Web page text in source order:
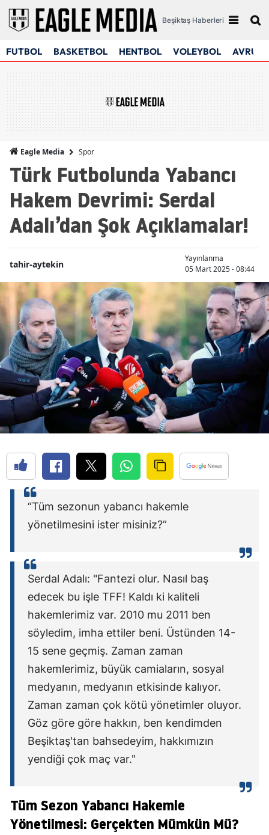
Beşiktaş Haberleri
FUTBOL BASKETBOL HENTBOL VOLEYBOL
Eagle Media Spor
Türk Futbolunda Yabancı
Hakem Devrimi: Serdal
Adalı’dan Şok Açıklamalar!
tahir-aytekin
Yayınlanma
05 Mart 2025 - 08:44
“Tüm sezonun yabancı hakemle
yönetilmesini ister misiniz?”
Serdal Adalı: "Fantezi olur. Nasıl baş
edecek bu işle TFF! Kaldı ki kaliteli
hakemlerimiz var. 2010 mu 2011 ben
söyledim, imha ettiler beni. Üstünden 14-
15 sene geçmiş. Zaman zaman
hakemlerimiz, büyük camiaların, sosyal
medyanın, medyanın etkisinde kalıyor.
Zaman zaman çok kötü yönetimler oluyor.
Göz göre göre hakkın, ben kendimden
Beşiktaş'tan bahsedeyim, hakkımızın
yendiği çok maç var."
Tüm Sezon Yabancı Hakemle
Yönetilmesi: Gerçekten Mümkün Mü?